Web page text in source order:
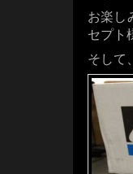
お楽し
セプト
そして